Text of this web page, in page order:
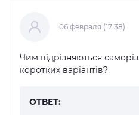
06 февраля (17:38)
Чим відрізняються
коротких варіантів?
ОТВЕТ: